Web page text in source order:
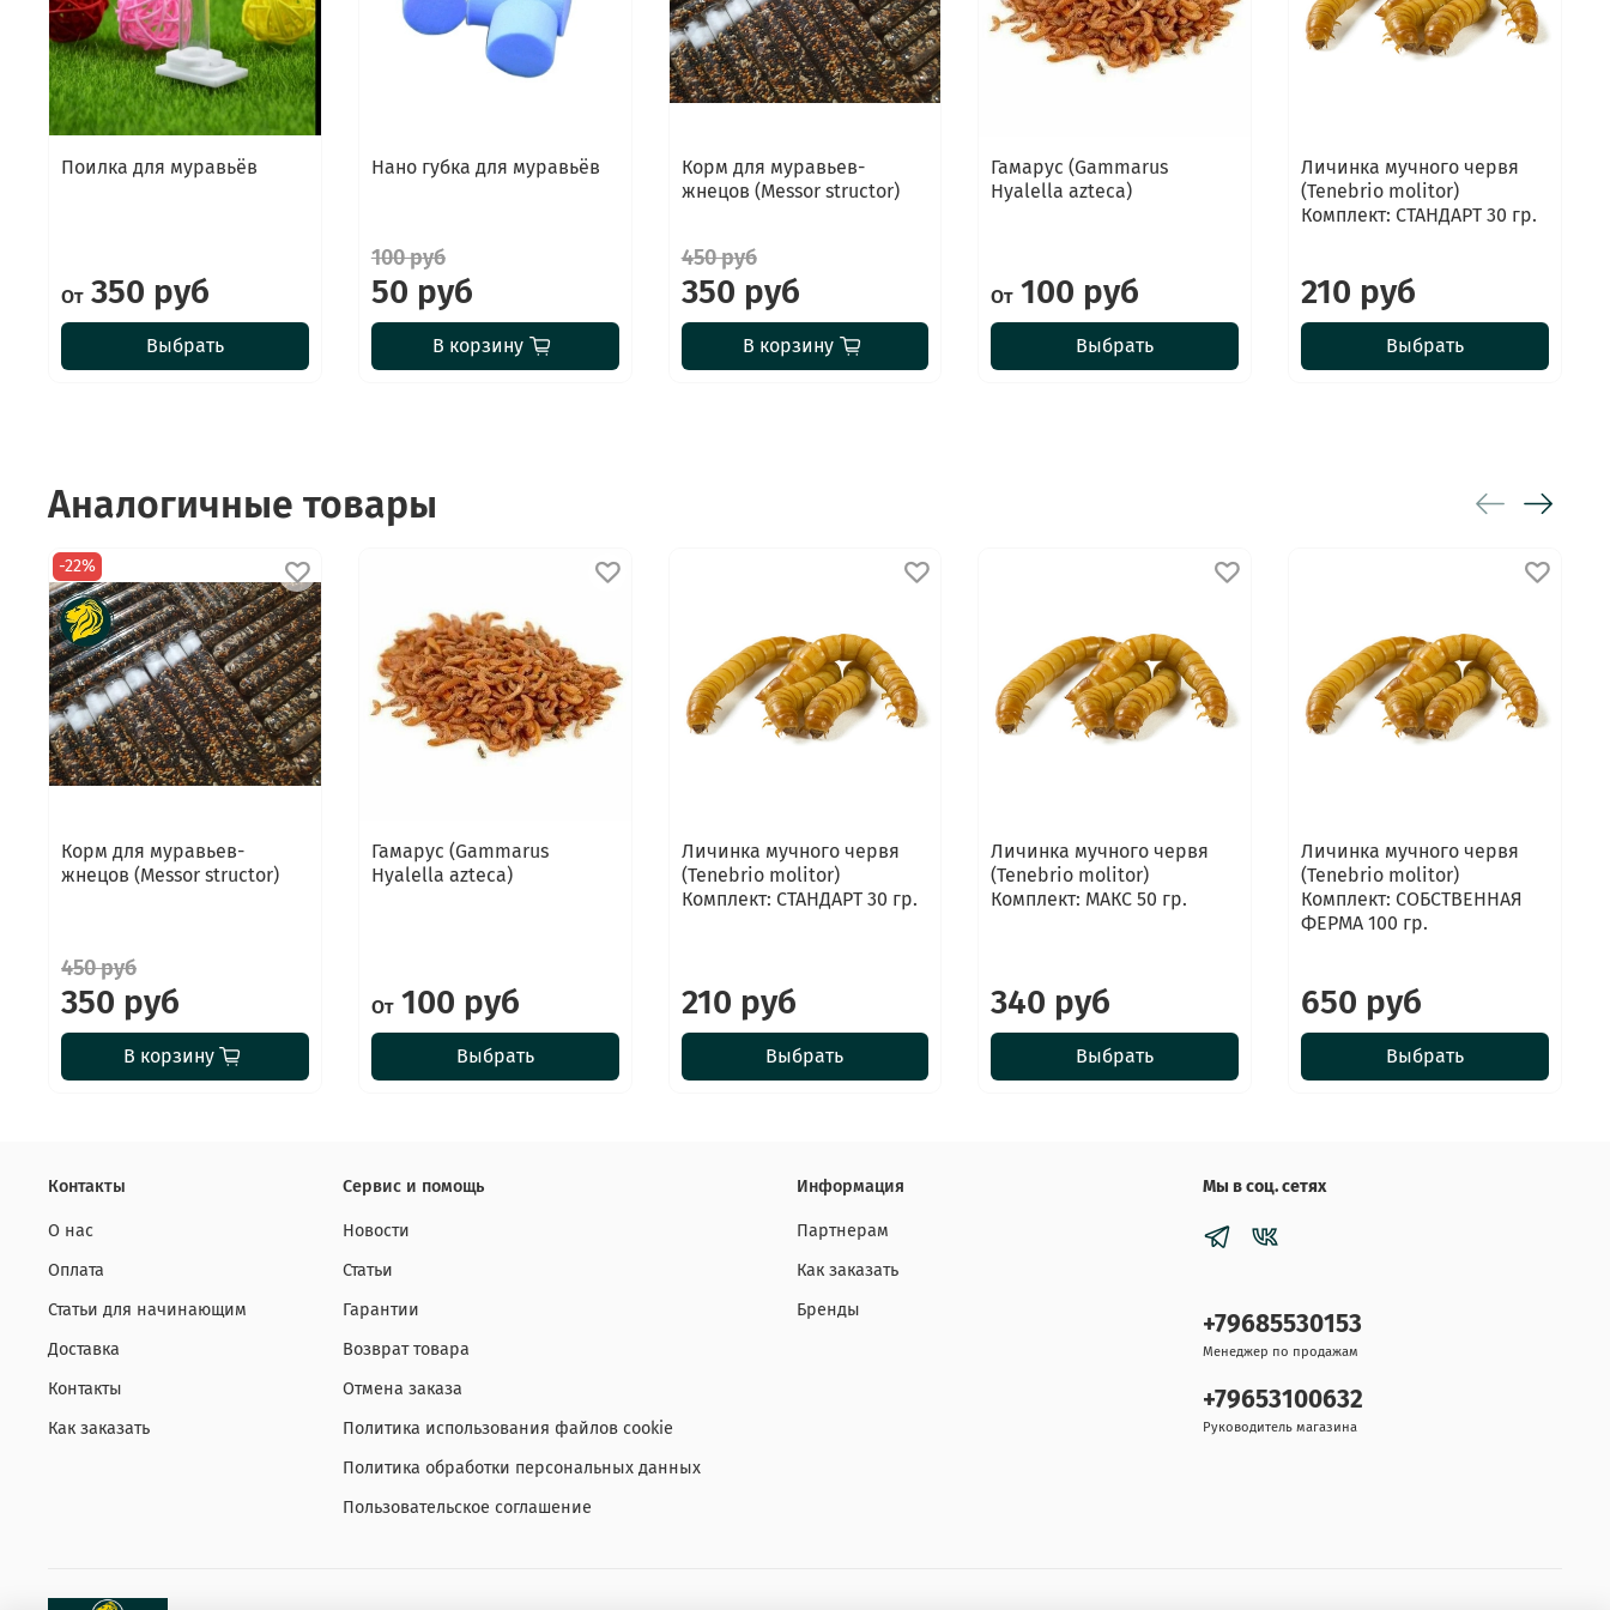
Поилка для муравьёв
От350 руб
Выбрать
Нано губка для муравьёв
100 руб
50 руб
В корзину
Корм для муравьев-
жнецов (Messor structor)
450 руб
350 руб
В корзину
Гамарус (Gammarus
Hyalella azteca)
От100 руб
Выбрать
Личинка мучного червя
(Tenebrio molitor)
Комплект: СТАНДАРТ 30 гр.
210 руб
Выбрать
Аналогичные товары
-22%
Корм для муравьев-
жнецов (Messor structor)
450 руб
350 руб
В корзину
Гамарус (Gammarus
Hyalella azteca)
От100 руб
Выбрать
Личинка мучного червя
(Tenebrio molitor)
Комплект: СТАНДАРТ 30 гр.
210 руб
Выбрать
Личинка мучного червя
(Tenebrio molitor)
Комплект: МАКС 50 гр.
340 руб
Выбрать
Личинка мучного червя
(Tenebrio molitor)
Комплект: СОБСТВЕННАЯ
ФЕРМА 100 гр.
650 руб
Выбрать
Контакты
О нас
Оплата
Статьи для начинающим
Доставка
Контакты
Как заказать
Сервис и помощь
Новости
Статьи
Гарантии
Возврат товара
Отмена заказа
Политика использования файлов cookie
Политика обработки персональных данных
Пользовательское соглашение
Информация
Партнерам
Как заказать
Бренды
Мы в соц. сетях
+79685530153
Менеджер по продажам
+79653100632
Руководитель магазина